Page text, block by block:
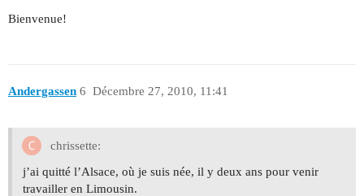
Bienvenue!
Andergassen Décembre 27, 2010, 11:41
6
chrissette:
j’ai quitté l’Alsace, où je suis née, il y deux ans pour venir
travailler en Limousin.